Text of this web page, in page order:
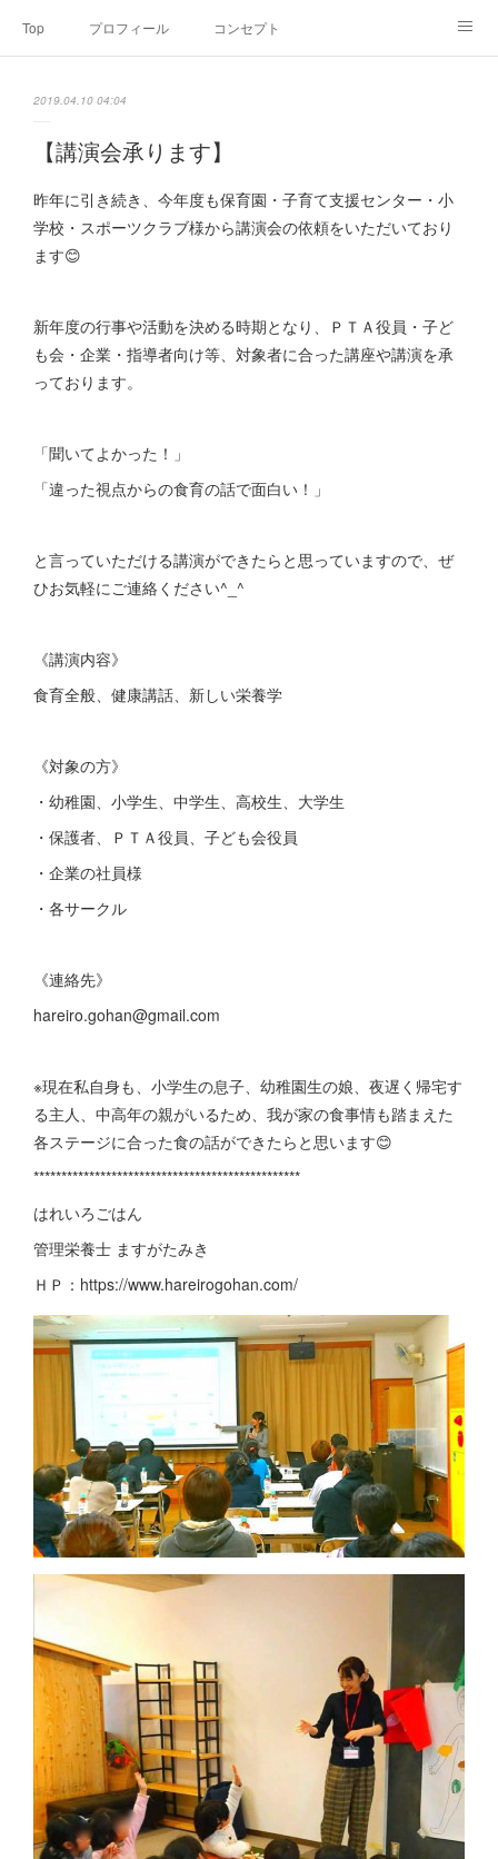
Top プロフィール コンセプト
SNS
2019.04.10 04:04
【講演会承ります】
昨年に引き続き、今年度も保育園・子育て支援センター・小
学校・スポーツクラブ様から講演会の依頼をいただいており
ます😊
新年度の行事や活動を決める時期となり、ＰＴＡ役員・子ど
も会・企業・指導者向け等、対象者に合った講座や講演を承
っております。
「聞いてよかった！」
「違った視点からの食育の話で面白い！」
と言っていただける講演ができたらと思っていますので、ぜ
ひお気軽にご連絡ください^_^
《講演内容》
食育全般、健康講話、新しい栄養学
《対象の方》
・幼稚園、小学生、中学生、高校生、大学生
・保護者、ＰＴＡ役員、子ども会役員
・企業の社員様
・各サークル
《連絡先》
hareiro.gohan@gmail.com
※現在私自身も、小学生の息子、幼稚園生の娘、夜遅く帰宅す
る主人、中高年の親がいるため、我が家の食事情も踏まえた
各ステージに合った食の話ができたらと思います😊
************************************************
はれいろごはん
管理栄養士 ますがたみき
ＨＰ：https://www.hareirogohan.com/